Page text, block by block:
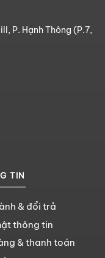
P. Hạnh Thông (P.7,
TIN
& đổi trả
thông tin
& thanh toán